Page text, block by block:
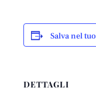
Salva nel
DETTAGLI